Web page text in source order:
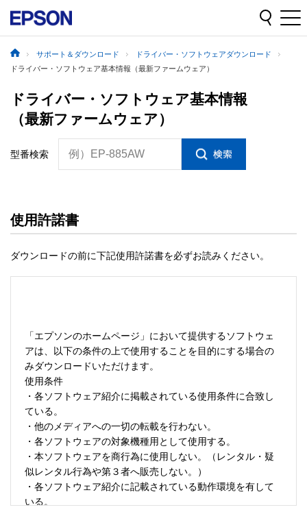
サポート＆ダウンロード
ドライバー・ソフトウェアダウンロード
ドライバー・ソフトウェア基本情報（最新ファームウェア）
ドライバー・ソフトウェア基本情報
（最新ファームウェア）
型番検索 例）EP-885AW
使用許諾書
ダウンロードの前に下記使用許諾書を必ずお読みください。
「エプソンのホームページ」において提供するソフトウェ
アは、以下の条件の上で使用することを目的にする場合の
みダウンロードいただけます。
使用条件
・各ソフトウェア紹介に掲載されている使用条件に合致し
ている。
・他のメディアへの一切の転載を行わない。
・各ソフトウェアの対象機種用として使用する。
・本ソフトウェアを商行為に使用しない。（レンタル・疑
似レンタル行為や第３者へ販売しない。）
・各ソフトウェア紹介に記載されている動作環境を有して
いる。